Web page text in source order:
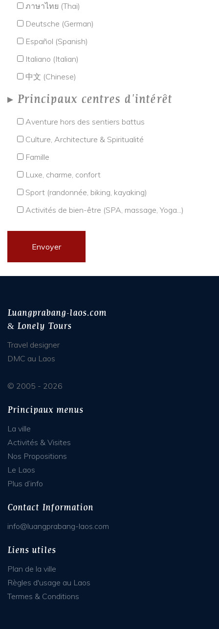
ภาษาไทย (Thai)
Deutsche (German)
Español (Spanish)
Italiano (Italian)
中文 (Chinese)
Principaux centres d'intérêt
Aventure hors des sentiers battus
Culture, Architecture & Spiritualité
Famille
Luxe, charme, confort
Sport (randonnée, biking, kayaking)
Activités de bien-être (SPA, massage, Yoga...)
Luangprabang-laos.com
& Lonely Tours
Travel designer
DMC au Laos
© 2005 - 2026
Principaux menus
La ville
Activités & Visites
Nos Propositions
Le Laos
Plus d’info
Contact Information
info@luangprabang-laos.com
Liens utiles
Plan de la ville
Règles d'usage au Laos
Termes & Conditions